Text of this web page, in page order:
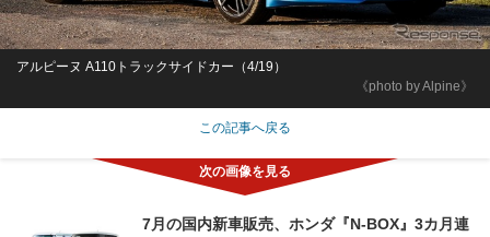
《photo by Alpine》
アルピーヌ A110トラックサイドカー（4/19）
この記事へ戻る
7月の国内新車販売、ホンダ『N-BOX』3カ月連